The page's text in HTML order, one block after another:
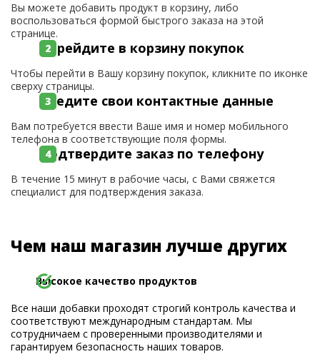
Вы можете добавить продукт в корзину, либо
воспользоваться формой быстрого заказа на этой
странице.
Перейдите в корзину покупок
Чтобы перейти в Вашу корзину покупок, кликните по иконке
сверху страницы.
Введите свои контактные данные
Вам потребуется ввести Ваше имя и номер мобильного
телефона в соответствующие поля формы.
Подтвердите заказ по телефону
В течение 15 минут в рабочие часы, с Вами свяжется
специалист для подтверждения заказа.
Чем наш магазин лучше других
Высокое качество продуктов
Все наши добавки проходят строгий контроль качества и
соответствуют международным стандартам. Мы
сотрудничаем с проверенными производителями и
гарантируем безопасность наших товаров.